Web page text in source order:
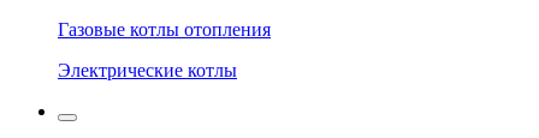
Газовые котлы отопления
Электрические котлы